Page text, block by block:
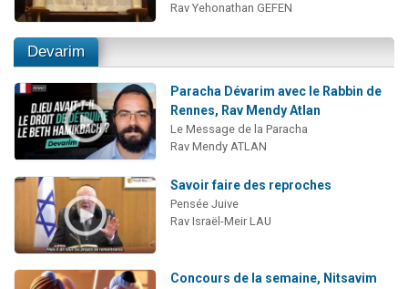
Rav Yehonathan GEFEN
Devarim
Paracha Dévarim avec le Rabbin de
Rennes, Rav Mendy Atlan
Le Message de la Paracha
Rav Mendy ATLAN
Savoir faire des reproches
Pensée Juive
Rav Israël-Meir LAU
Concours de la semaine, Nitsavim